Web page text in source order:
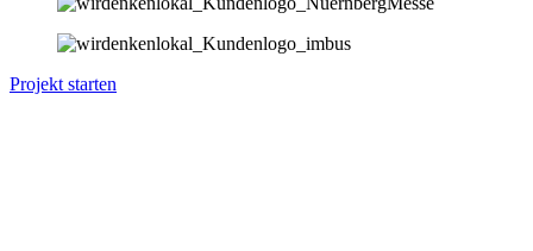
Projekt starten